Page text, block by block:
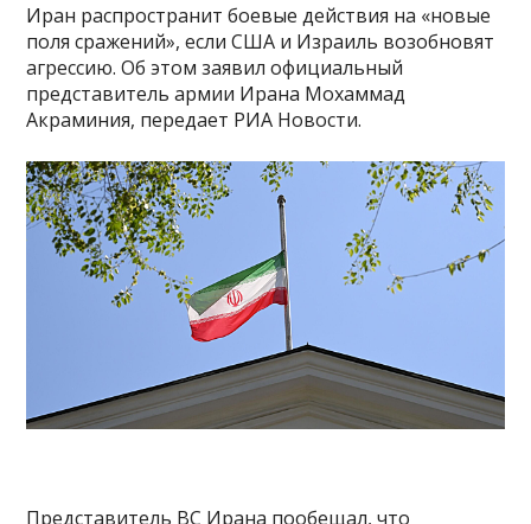
Иран распространит боевые действия на «новые
поля сражений», если США и Израиль возобновят
агрессию. Об этом заявил официальный
представитель армии Ирана Мохаммад
Акраминия, передает РИА Новости.
Представитель ВС Ирана пообещал, что